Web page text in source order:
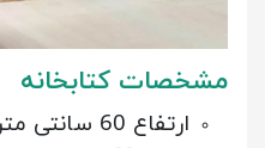
مشخصات کتابخانه
ارتفاع 60 سانتی متر